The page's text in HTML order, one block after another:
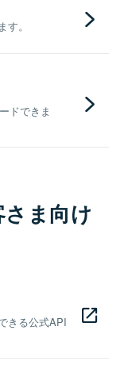
。
ドできま
ま向け
きる公式API